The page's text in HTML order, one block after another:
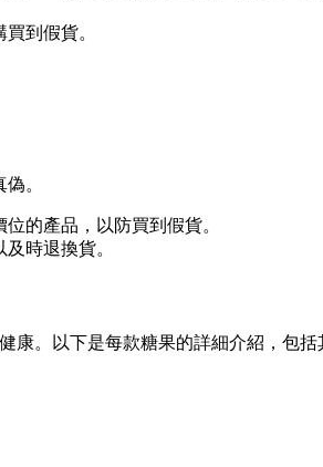
到假貨。
。
的產品，以防買到假貨。
時退換貨。
康。以下是每款糖果的詳細介紹，包括